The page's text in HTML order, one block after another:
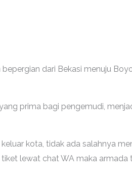
dari Bekasi menuju
prima bagi pengemudi,
kota, tidak ada salahnya
lewat chat WA maka